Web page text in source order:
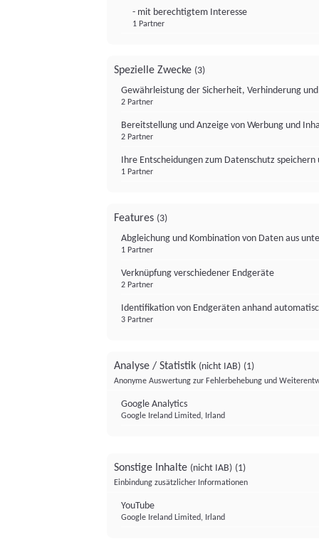
- mit berechtigtem Interesse
1 Partner
Spezielle Zwecke (3)
Gewährleistung der Sicherheit, Verhinderung
2 Partner
Bereitstellung und Anzeige von Werbung und
2 Partner
Ihre Entscheidungen zum Datenschutz
1 Partner
Features (3)
Abgleichung und Kombination von Daten aus
1 Partner
Verknüpfung verschiedener Endgeräte
2 Partner
Identifikation von Endgeräten anhand
3 Partner
Analyse / Statistik (nicht IAB) (1)
Anonyme Auswertung zur Fehlerbehebung und
Google Analytics
Google Ireland Limited, Irland
Sonstige Inhalte (nicht IAB) (1)
Einbindung zusätzlicher Informationen
YouTube
Google Ireland Limited, Irland